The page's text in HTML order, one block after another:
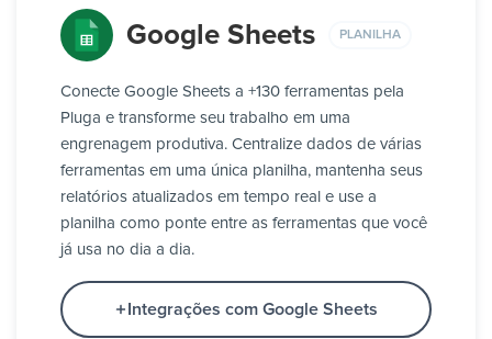
Google Sheets PLANILHA
Conecte Google Sheets a +130 ferramentas pela
Pluga e transforme seu trabalho em uma
engrenagem produtiva. Centralize dados de várias
ferramentas em uma única planilha, mantenha seus
relatórios atualizados em tempo real e use a
planilha como ponte entre as ferramentas que você
já usa no dia a dia.
Integrações com Google Sheets